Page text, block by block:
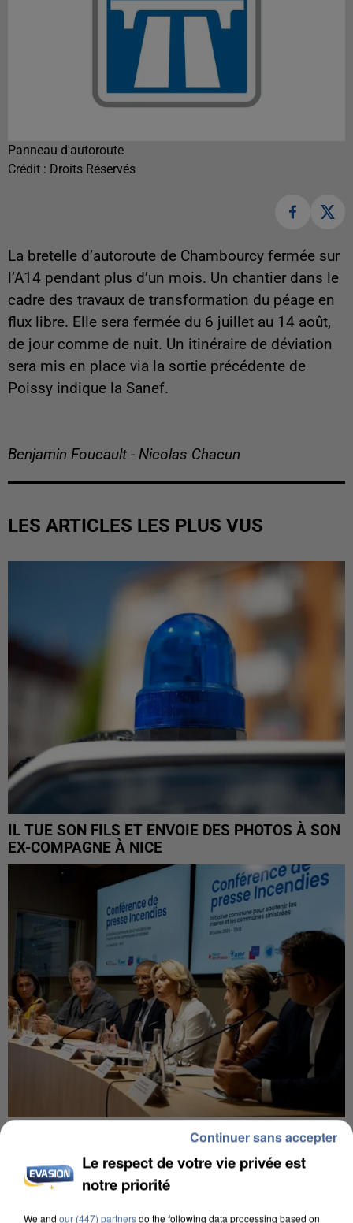
Panneau d'autoroute
Crédit : Droits Réservés
La bretelle d’autoroute de Chambourcy fermée sur
l’A14 pendant plus d’un mois. Un chantier dans le
cadre des travaux de transformation du péage en
flux libre. Elle sera fermée du 6 juillet au 14 août,
de jour comme de nuit. Un itinéraire de déviation
sera mis en place via la sortie précédente de
Poissy indique la Sanef.
Benjamin Foucault - Nicolas Chacun
LES ARTICLES LES PLUS VUS
IL TUE SON FILS ET ENVOIE DES PHOTOS À SON
EX-COMPAGNE À NICE
INCENDIES : L’ÎLE-DE-FRANCE LANCE UN ÉLAN
Le respect de votre vie privée est
notre priorité
We and our (447) partnersdo the following data processing based on
Continuer sans accepter